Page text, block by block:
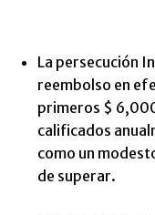
La persecución
reembolso en
primeros $
calificados
como un
de superar.